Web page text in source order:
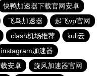
快鸭加速器下载官网安卓
飞鸟加速器
起飞vp官网
clash机场推荐
kuli云
instagram加速器
安卓 旋风加速器官网